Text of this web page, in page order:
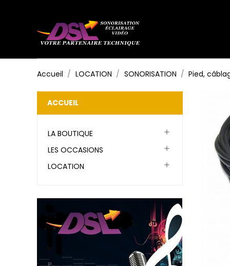
Accueil LOCATION SONORISATION Pied,
ACCUEIL
LA BOUTIQUE 
LES OCCASIONS 
LOCATION 